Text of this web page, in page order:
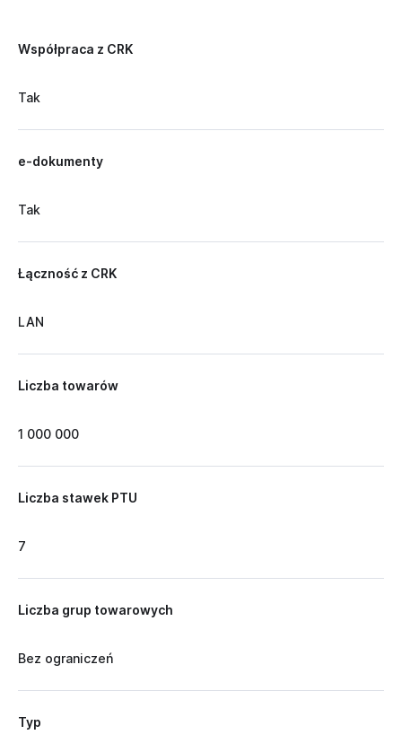
Współpraca z CRK
Tak
e-dokumenty
Tak
Łączność z CRK
LAN
Liczba towarów
1 000 000
Liczba stawek PTU
7
Liczba grup towarowych
Bez ograniczeń
Typ